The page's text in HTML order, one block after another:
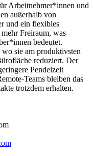
Arbeitnehmer*innen und
außerhalb von
und ein flexibles
Freiraum, was
bedeutet.
sie am produktivsten
reduziert. Der
Pendelzeit
Teams bleiben das
trotzdem erhalten.